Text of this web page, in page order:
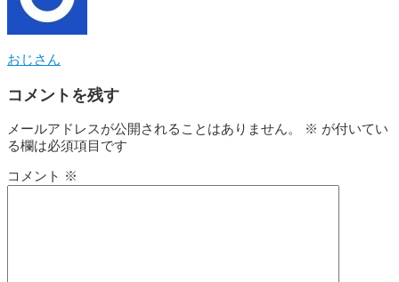
おじさん
コメントを残す
メールアドレスが公開されることはありません。 ※ が付いてい
る欄は必須項目です
コメント ※